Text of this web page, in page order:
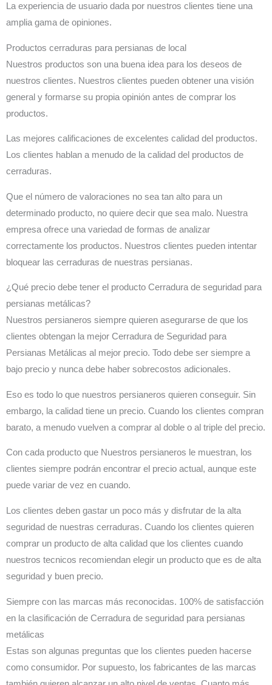
La experiencia de usuario dada por nuestros clientes tiene una
amplia gama de opiniones.
Productos cerraduras para persianas de local
Nuestros productos son una buena idea para los deseos de
nuestros clientes. Nuestros clientes pueden obtener una visión
general y formarse su propia opinión antes de comprar los
productos.
Las mejores calificaciones de excelentes calidad del productos.
Los clientes hablan a menudo de la calidad del productos de
cerraduras.
Que el número de valoraciones no sea tan alto para un
determinado producto, no quiere decir que sea malo. Nuestra
empresa ofrece una variedad de formas de analizar
correctamente los productos. Nuestros clientes pueden intentar
bloquear las cerraduras de nuestras persianas.
¿Qué precio debe tener el producto Cerradura de seguridad para
persianas metálicas?
Nuestros persianeros siempre quieren asegurarse de que los
clientes obtengan la mejor Cerradura de Seguridad para
Persianas Metálicas al mejor precio. Todo debe ser siempre a
bajo precio y nunca debe haber sobrecostos adicionales.
Eso es todo lo que nuestros persianeros quieren conseguir. Sin
embargo, la calidad tiene un precio. Cuando los clientes compran
barato, a menudo vuelven a comprar al doble o al triple del precio.
Con cada producto que Nuestros persianeros le muestran, los
clientes siempre podrán encontrar el precio actual, aunque este
puede variar de vez en cuando.
Los clientes deben gastar un poco más y disfrutar de la alta
seguridad de nuestras cerraduras. Cuando los clientes quieren
comprar un producto de alta calidad que los clientes cuando
nuestros tecnicos recomiendan elegir un producto que es de alta
seguridad y buen precio.
Siempre con las marcas más reconocidas. 100% de satisfacción
en la clasificación de Cerradura de seguridad para persianas
metálicas
Estas son algunas preguntas que los clientes pueden hacerse
como consumidor. Por supuesto, los fabricantes de las marcas